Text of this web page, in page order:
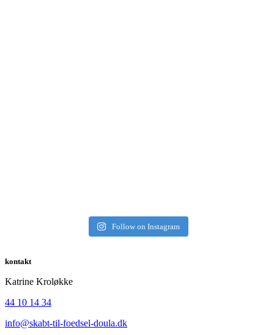
Follow on Instagram
kontakt
Katrine Kroløkke
44 10 14 34
info@skabt-til-foedsel-doula.dk